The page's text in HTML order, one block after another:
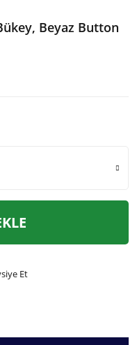
Beyaz Button
Et